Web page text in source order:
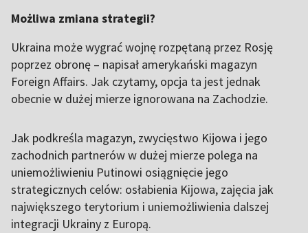
Możliwa zmiana strategii?
Ukraina może wygrać wojnę rozpętaną przez Rosję
poprzez obronę – napisał amerykański magazyn
Foreign Affairs. Jak czytamy, opcja ta jest jednak
obecnie w dużej mierze ignorowana na Zachodzie.
Jak podkreśla magazyn, zwycięstwo Kijowa i jego
zachodnich partnerów w dużej mierze polega na
uniemożliwieniu Putinowi osiągnięcie jego
strategicznych celów: osłabienia Kijowa, zajęcia jak
największego terytorium i uniemożliwienia dalszej
integracji Ukrainy z Europą.